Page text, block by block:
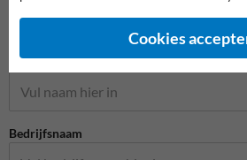
Stel je vraag aan Huisnummerpaal.be
Naam*
Bedrijfsnaam
Cookies